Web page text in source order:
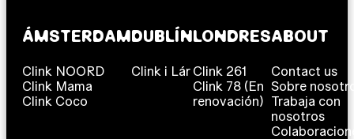
ÁMSTERDAM
Clink NOORD
Clink Mama
Clink Coco
DUBLÍN
Clink i Lár
LONDRES
Clink 261
Clink 78 (En
renovación)
ABOUT
Contact us
Sobre
Trabaja con
nosotros